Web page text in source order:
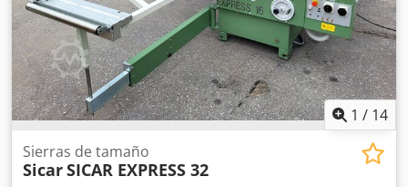
1 / 14
Sierras de tamaño
SicarSICAR EXPRESS 32